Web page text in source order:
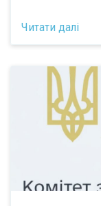
Читати далі